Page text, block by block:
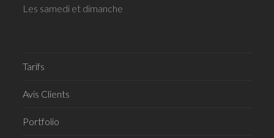
Les samedi et dimanche
Tarifs
Avis Clients
Portfolio